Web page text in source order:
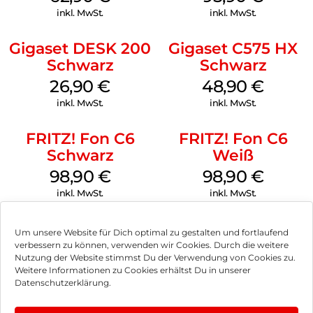
Um unsere Website für Dich optimal zu gestalten und fortlaufend
verbessern zu können, verwenden wir Cookies. Durch die weitere
Nutzung der Website stimmst Du der Verwendung von Cookies zu.
Weitere Informationen zu Cookies erhältst Du in unserer
Datenschutzerklärung.
inkl. MwSt. inkl. MwSt.
Gigaset DESK 200
Schwarz
26,90€
inkl. MwSt.
Gigaset C575 HX
Schwarz
48,90€
inkl. MwSt.
FRITZ! Fon C6
Schwarz
98,90 €
inkl. MwSt.
FRITZ! Fon C6
Weiß
98,90 €
inkl. MwSt.
Impressum